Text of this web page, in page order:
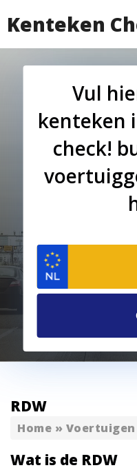
Kenteken
Vul
kenteken
check!
RDW
Home » Voertuigen
Wat is de RDW